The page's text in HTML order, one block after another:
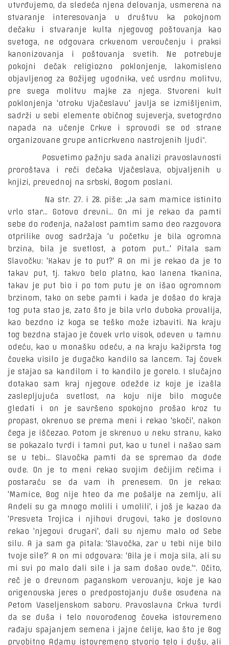
utvrđujemo, da sledeća njena delovanja, usmerena na
stvaranje interesovanja u društvu ka pokojnom
dečaku i stvaranje kulta njegovog poštovanja kao
svetoga, ne odgovara crkvenom veroučenju i praksi
kanonizovanja i poštovanja svetih. Ne potrebuje
pokojni dečak religiozno poklonjenje, lakomisleno
objavljenog za Božijeg ugodnika, već usrdnu molitvu,
pre svega molitvu majke za njega. Stvoreni kult
poklonjenja 'otroku Vjačeslavu' javlja se izmišljenim,
sadrži u sebi elemente običnog sujeverja, svetogrdno
napada na učenje Crkve i sprovodi se od strane
organizovane grupe anticrkveno nastrojenih ljudi“.
Posvetimo pažnju sada analizi pravoslavnosti
proroštava i reči dečaka Vjačeslava, objvaljenih u
knjizi, prevednoj na srbski, Bogom poslani.
Na str. 27. i 28. piše: „Ja sam mamice istinito
vrlo star... Gotovo drevni... On mi je rekao da pamti
sebe do rođenja, nažalost pamtim samo deo razgovora
otprilike ovog sadržaja 'u početku je bila ogromna
brzina, bila je svetlost, a potom put...' Pitala sam
Slavočku: 'Kakav je to put?' A on mi je rekao da je to
takav put, tj. takvo belo platno, kao lanena tkanina,
takav je put bio i po tom putu je on išao ogromnom
brzinom, tako on sebe pamti i kada je došao do kraja
tog puta stao je, zato što je bila vrlo duboka provalija,
kao bezdno iz koga se teško može izbaviti. Na kraju
tog bezdna stajao je čovek vrlo visok, odeven u tamnu
odeću, kao u monašku odeću, a na kraju kažiprsta tog
čoveka visilo je dugačko kandilo sa lancem. Taj čovek
je stajao sa kandilom i to kandilo je gorelo. I slučajno
dotakao sam kraj njegove odežde iz koje je izašla
zaslepljujuća svetlost, na koju nije bilo moguće
gledati i on je savršeno spokojno prošao kroz tu
propast, okrenuo se prema meni i rekao 'skoči', nakon
čega je iščezao. Potom je skrenuo u neku stranu, kako
se pokazalo tvrdi i tamni put, kao u tunel i našao sam
se u tebi... Slavočka pamti da se spremao da dođe
ovde. On je to meni rekao svojim dečijim rečima i
postaraću se da vam ih prenesem. On je rekao:
'Mamice, Bog nije hteo da me pošalje na zemlju, ali
Anđeli su ga mnogo molili i umolili', i još je kazao da
'Presveta Trojica i njihovi drugovi, tako je doslovno
rekao 'njegovi drugari', dali su njemu malo od Sebe
silu. A ja sam ga pitala: 'Slavočka, zar u tebi nije bilo
tvoje sile?' A on mi odgovara: 'Bila je i moja sila, ali su
mi svi po malo dali sile i ja sam došao ovde.'“. Očito,
reč je o drevnom paganskom verovanju, koje je kao
origenovska jeres o predpostojanju duše osuđena na
Petom Vaseljenskom saboru. Pravoslavna Crkva tvrdi
da se duša i telo novorođenog čoveka istovremeno
rađaju spajanjem semena i jajne ćelije, kao što je Bog
prvobitno Adamu istovremeno stvorio telo i dušu, ali